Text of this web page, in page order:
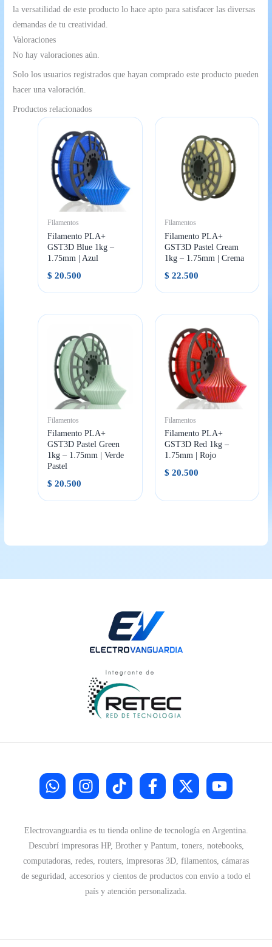
la versatilidad de este producto lo hace apto para satisfacer las diversas
demandas de tu creatividad.
Valoraciones
No hay valoraciones aún.
Solo los usuarios registrados que hayan comprado este producto pueden
hacer una valoración.
Productos relacionados
Filamentos
Filamento PLA+
GST3D Blue 1kg –
1.75mm | Azul
$ 20.500
Filamentos
Filamento PLA+
GST3D Pastel Cream
1kg – 1.75mm | Crema
$ 22.500
Filamentos
Filamento PLA+
GST3D Pastel Green
1kg – 1.75mm | Verde
Pastel
$ 20.500
Filamentos
Filamento PLA+
GST3D Red 1kg –
1.75mm | Rojo
$ 20.500
Electrovanguardia es tu tienda online de tecnología en Argentina.
Descubrí impresoras HP, Brother y Pantum, toners, notebooks,
computadoras, redes, routers, impresoras 3D, filamentos, cámaras
de seguridad, accesorios y cientos de productos con envío a todo el
país y atención personalizada.